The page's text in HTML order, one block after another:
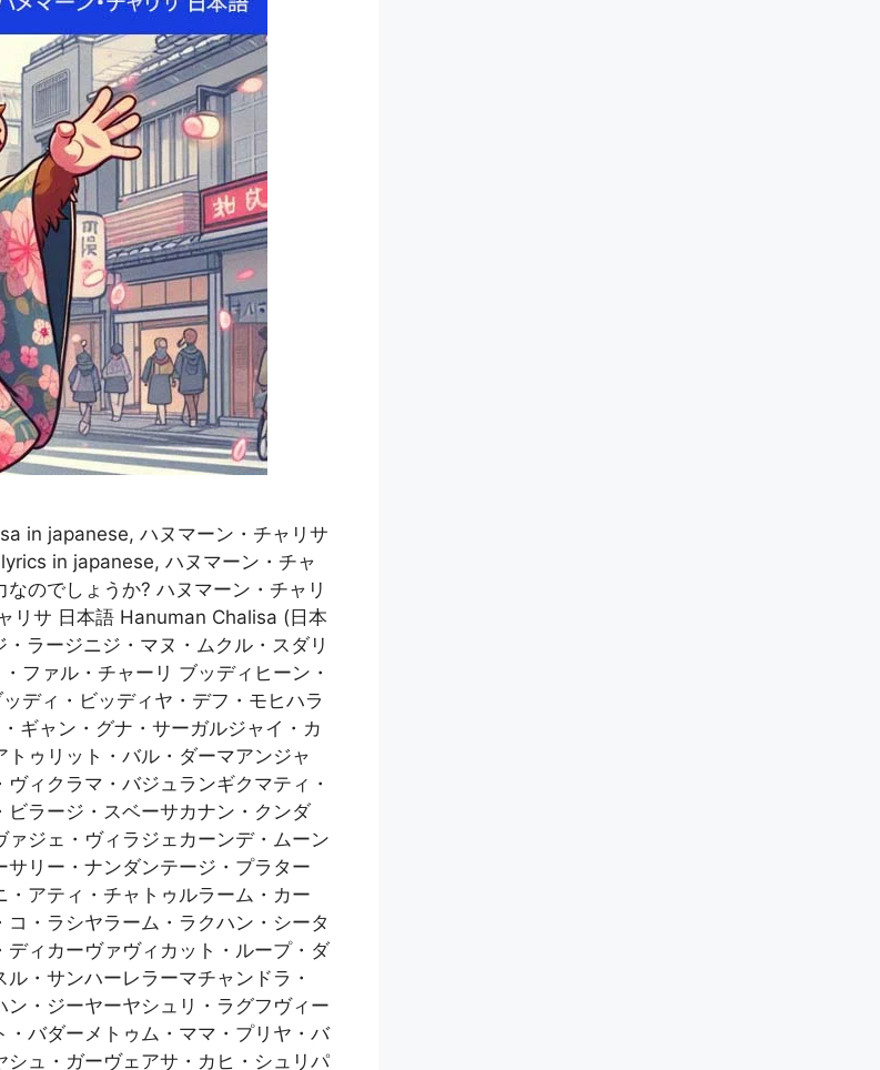
in japanese, ハヌマーン・チャリサ
in japanese, ハヌマーン・チャ
のでしょうか? ハヌマーン・チャリ
リサ 日本語 Hanuman Chalisa (日本
ラージニジ・マヌ・ムクル・スダリ
ファル・チャーリ ブッディヒーン・
ディ・ビッディヤ・デフ・モヒハラ
ギャン・グナ・サーガルジャイ・カ
ゥリット・バル・ダーマアンジャ
ィクラマ・バジュランギクマティ・
ラージ・スベーサカナン・クンダ
ジェ・ヴィラジェカーンデ・ムーン
リー・ナンダンテージ・プラター
アティ・チャトゥルラーム・カー
・ラシヤラーム・ラクハン・シータ
ィカーヴァヴィカット・ループ・ダ
・サンハーレラーマチャンドラ・
・ジーヤーヤシュリ・ラグフヴィー
バダーメトゥム・ママ・プリヤ・バ
ュ・ガーヴェアサ・カヒ・シュリパ